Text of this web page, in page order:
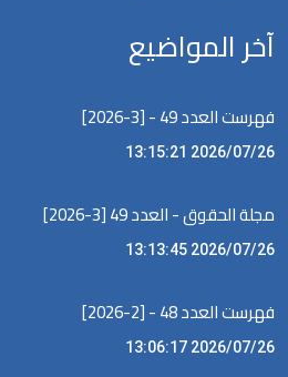
آخر المواضيع
فهرست العدد 49 - [3-2026]
2026/07/26 13:15:21
مجلة الحقوق - العدد 49 [3-2026]
2026/07/26 13:13:45
فهرست العدد 48 - [2-2026]
2026/07/26 13:06:17